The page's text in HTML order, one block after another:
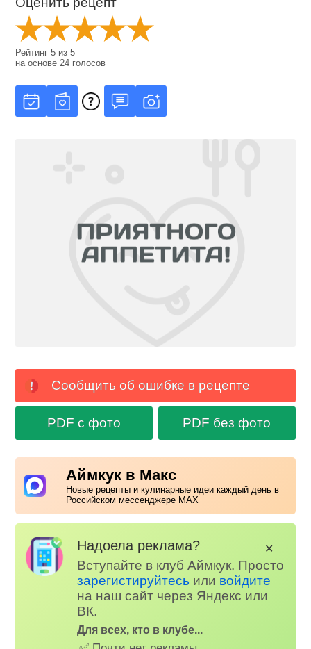
Рейтинг5 из5
на основе 24 голосов
Сообщить об ошибке в рецепте
PDF с фото PDF без фото
Аймкук в Макс
Новые рецепты и кулинарные идеи каждый день в
Российском мессенджере MAX
Надоела реклама?
Вступайте в клуб Аймкук. Просто
зарегистируйтесь или войдите
на наш сайт через Яндекс или
ВК.
Для всех, кто в клубе...
✕